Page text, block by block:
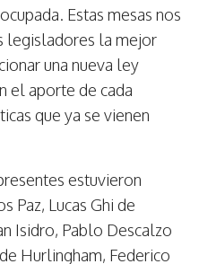
Estas mesas nos
legisladores la mejor
una nueva ley
el aporte de cada
que ya se vienen
estuvieron
Paz, Lucas Ghi de
Isidro, Pablo Descalzo
Hurlingham, Federico